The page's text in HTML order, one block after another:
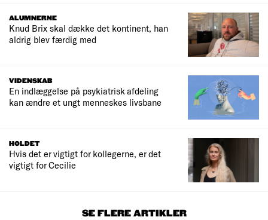
ALUMNERNE
Knud Brix skal dække det kontinent, han
aldrig blev færdig med
VIDENSKAB
En indlæggelse på psykiatrisk afdeling
kan ændre et ungt menneskes livsbane
HOLDET
Hvis det er vigtigt for kollegerne, er det
vigtigt for Cecilie
SE FLERE ARTIKLER